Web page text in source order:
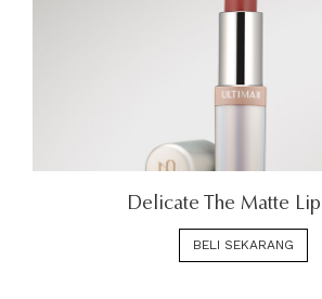
Delicate The Matte
BELI SEKARANG